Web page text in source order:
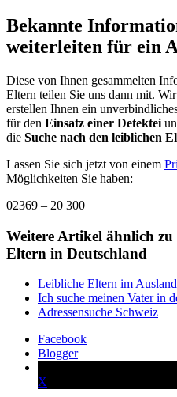
Bekannte
weiterleiten für ein
Diese von Ihnen gesammelten
Eltern teilen Sie uns dann mit.
erstellen Ihnen ein
für den Einsatz einer Detektei
die Suche nach den leiblichen
Lassen Sie sich jetzt von einem
Möglichkeiten Sie haben:
02369 – 20 300
Weitere Artikel ähnlich zu
Eltern in Deutschland
Leibliche Eltern im
Ich suche meinen Vater in
Adressensuche Schweiz
Facebook
Blogger
X